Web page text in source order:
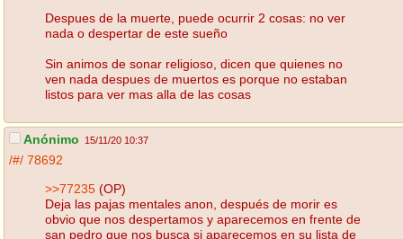
Despues de la muerte, puede ocurrir 2 cosas: no ver
nada o despertar de este sueño
Sin animos de sonar religioso, dicen que quienes no
ven nada despues de muertos es porque no estaban
listos para ver mas alla de las cosas
Anónimo 15/11/20 10:37
/#/ 78692
>>77235 (OP)
Deja las pajas mentales anon, después de morir es
obvio que nos despertamos y aparecemos en frente de
san pedro que nos busca si aparecemos en su lista de